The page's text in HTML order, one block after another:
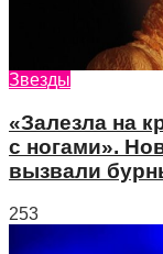
Звезды
«Залезла на
с ногами».
вызвали
253